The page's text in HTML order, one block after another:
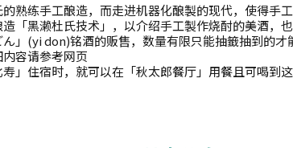
熟练手工酿造，而走进机器化酿製的现代，使得手工
「黑濑杜氏技术」，以介绍手工製作烧酎的美酒，
」(yi don)铭酒的贩售，数量有限只能抽籤抽到的才
容请参考网页
」住宿时，就可以在「秋太郎餐厅」用餐且可喝到这